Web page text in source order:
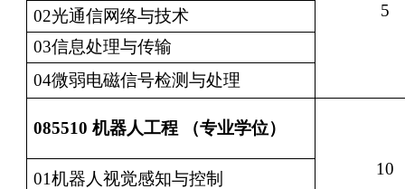
5
02光通信网络与技术
03信息处理与传输
04微弱电磁信号检测与处理
085510 机器人工程 （专业学位）
10
01机器人视觉感知与控制